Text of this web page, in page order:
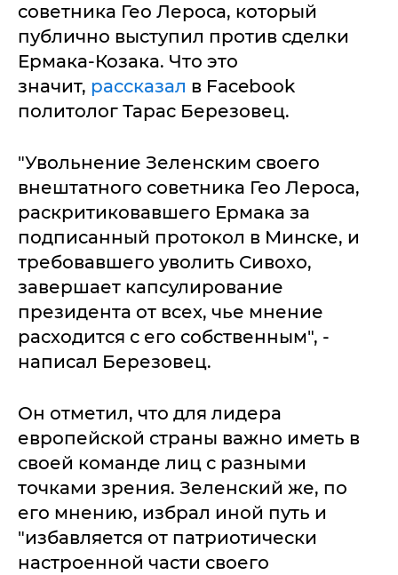
советника Гео Лероса, который
публично выступил против сделки
Ермака-Козака. Что это
значит, рассказал в Facebook
политолог Тарас Березовец.
"Увольнение Зеленским своего
внештатного советника Гео Лероса,
раскритиковавшего Ермака за
подписанный протокол в Минске, и
требовавшего уволить Сивохо,
завершает капсулирование
президента от всех, чье мнение
расходится с его собственным", -
написал Березовец.
Он отметил, что для лидера
европейской страны важно иметь в
своей команде лиц с разными
точками зрения. Зеленский же, по
его мнению, избрал иной путь и
"избавляется от патриотически
настроенной части своего